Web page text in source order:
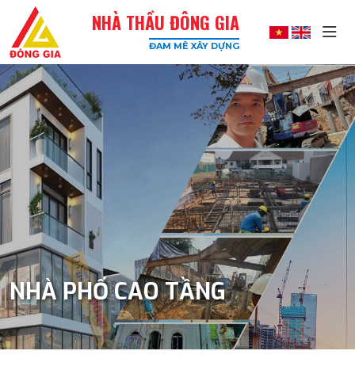
Đông
Gia
-
Công
Xây
Dựng
Uy
Tín,
Chất
Lượng
Cao
NHÀ THẦU ĐÔNG GIA
ĐAM MÊ XÂY DỰNG
NHÀ PHỐ CAO TẦNG